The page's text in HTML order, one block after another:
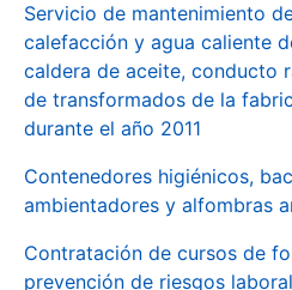
Servicio de mantenimiento
calefacción y agua caliente
caldera de aceite, conducto
de transformados de la
durante el año 2011
Contenedores higiénicos,
ambientadores y alfombras
Contratación de cursos de
prevención de riesgos